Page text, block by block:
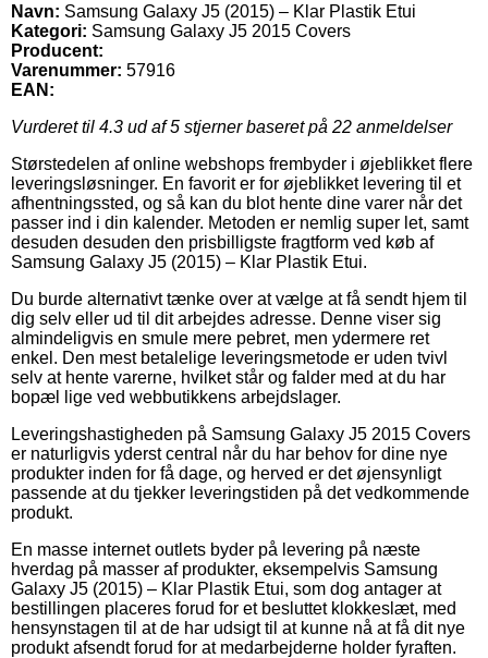
Navn: Samsung Galaxy J5 (2015) – Klar Plastik Etui
Kategori: Samsung Galaxy J5 2015 Covers
Producent:
Varenummer: 57916
EAN:
Vurderet til 4.3 ud af 5 stjerner baseret på 22 anmeldelser
Størstedelen af online webshops frembyder i øjeblikket flere
leveringsløsninger. En favorit er for øjeblikket levering til et
afhentningssted, og så kan du blot hente dine varer når det
passer ind i din kalender. Metoden er nemlig super let, samt
desuden desuden den prisbilligste fragtform ved køb af
Samsung Galaxy J5 (2015) – Klar Plastik Etui.
Du burde alternativt tænke over at vælge at få sendt hjem til
dig selv eller ud til dit arbejdes adresse. Denne viser sig
almindeligvis en smule mere pebret, men ydermere ret
enkel. Den mest betalelige leveringsmetode er uden tvivl
selv at hente varerne, hvilket står og falder med at du har
bopæl lige ved webbutikkens arbejdslager.
Leveringshastigheden på Samsung Galaxy J5 2015 Covers
er naturligvis yderst central når du har behov for dine nye
produkter inden for få dage, og herved er det øjensynligt
passende at du tjekker leveringstiden på det vedkommende
produkt.
En masse internet outlets byder på levering på næste
hverdag på masser af produkter, eksempelvis Samsung
Galaxy J5 (2015) – Klar Plastik Etui, som dog antager at
bestillingen placeres forud for et besluttet klokkeslæt, med
hensynstagen til at de har udsigt til at kunne nå at få dit nye
produkt afsendt forud for at medarbejderne holder fyraften.